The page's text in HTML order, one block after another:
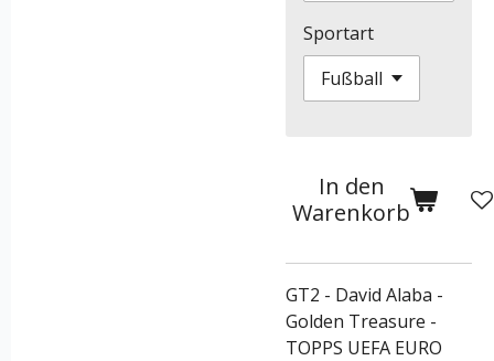
Sportart
In den
Warenkorb
GT2 - David Alaba -
Golden Treasure -
TOPPS UEFA EURO